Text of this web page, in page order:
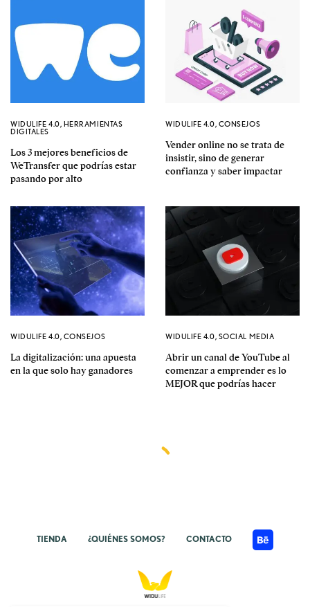
WIDULIFE 4.0, HERRAMIENTAS
DIGITALES
Los 3 mejores beneficios de
WeTransfer que podrías estar
pasando por alto
WIDULIFE 4.0, CONSEJOS
Vender online no se trata de
insistir, sino de generar
confianza y saber impactar
WIDULIFE 4.0, CONSEJOS
La digitalización: una apuesta
en la que solo hay ganadores
WIDULIFE 4.0, SOCIAL MEDIA
Abrir un canal de YouTube al
comenzar a emprender es lo
MEJOR que podrías hacer
TIENDA ¿QUIÉNES SOMOS? CONTACTO